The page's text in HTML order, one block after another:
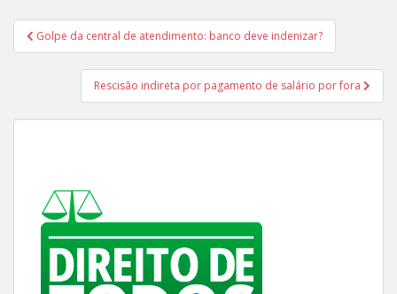
Navegação
de
Golpe da central de atendimento: banco deve indenizar?
Rescisão indireta por pagamento de salário por fora